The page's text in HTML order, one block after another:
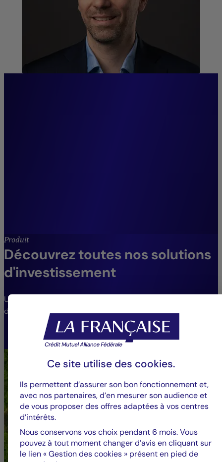
Produit
Découvrez toutes nos solutions
d'investissement
Une gamme de fonds étendue pour répondre aux
différents besoins et profils de risque.
Ce site utilise des cookies.
Ils permettent d’assurer son bon fonctionnement et,
avec nos partenaires, d’en mesurer son audience et
de vous proposer des offres adaptées à vos centres
d’intérêts.
Nous conservons vos choix pendant 6 mois. Vous
pouvez à tout moment changer d’avis en cliquant sur
le lien « Gestion des cookies » présent en pied de